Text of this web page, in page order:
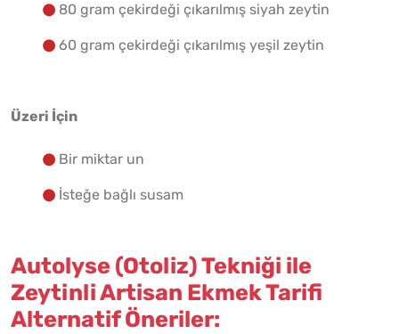
80 gram çekirdeği çıkarılmış siyah zeytin
60 gram çekirdeği çıkarılmış yeşil zeytin
Üzeri İçin
Bir miktar un
İsteğe bağlı susam
Autolyse (Otoliz) Tekniği ile
Zeytinli Artisan Ekmek Tarifi
Alternatif Öneriler: